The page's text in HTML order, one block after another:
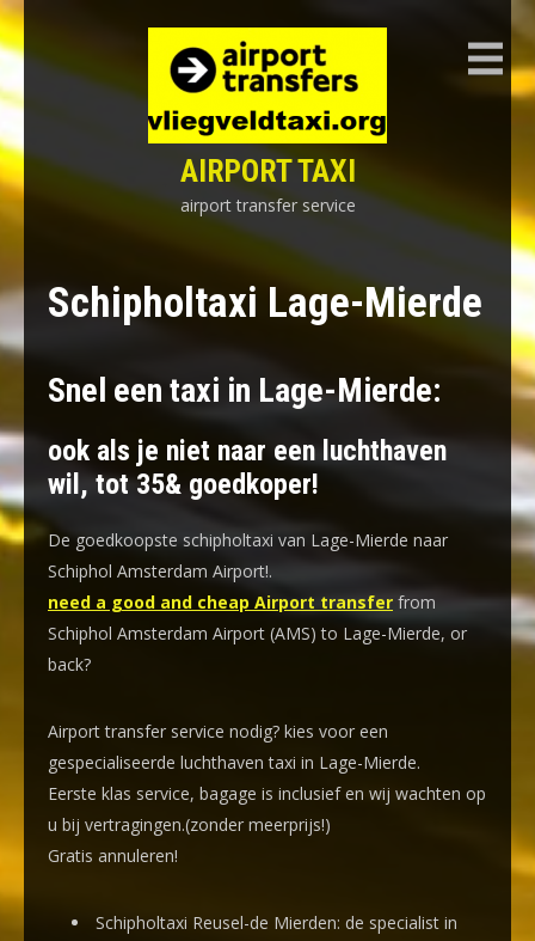
Skip
to
content
AIRPORT TAXI
airport transfer service
Schipholtaxi Lage-Mierde
Snel een taxi in Lage-Mierde:
ook als je niet naar een luchthaven
wil, tot 35& goedkoper!
De goedkoopste schipholtaxi van Lage-Mierde naar
Schiphol Amsterdam Airport!.
need a good and cheap Airport transfer from
Schiphol Amsterdam Airport (AMS) to Lage-Mierde, or
back?
Airport transfer service nodig? kies voor een
gespecialiseerde luchthaven taxi in Lage-Mierde.
Eerste klas service, bagage is inclusief en wij wachten op
u bij vertragingen.(zonder meerprijs!)
Gratis annuleren!
Schipholtaxi Reusel-de Mierden: de specialist in